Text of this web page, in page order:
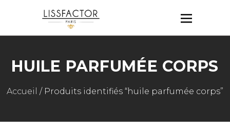
HUILE PARFUMÉE CORPS
Accueil / Produits identifiés “huile parfumée corps”